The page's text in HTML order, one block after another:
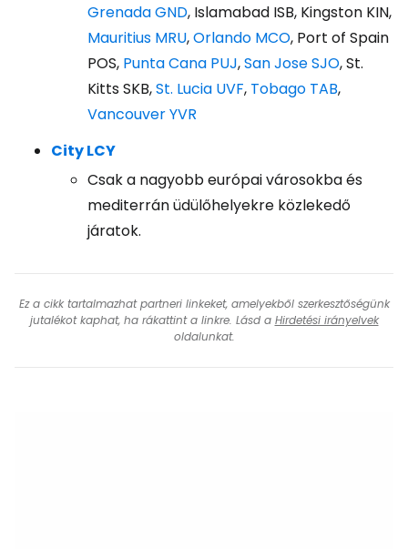
Grenada GND, Islamabad ISB, Kingston KIN,
Mauritius MRU,Orlando MCO, Port of Spain
POS, Punta Cana PUJ,San Jose SJO, St.
Kitts SKB,St. Lucia UVF, Tobago TAB,
Vancouver YVR
City LCY
Csak a nagyobb európai városokba és
mediterrán üdülőhelyekre közlekedő
járatok.
Ez a cikk tartalmazhat partneri linkeket, amelyekből szerkesztőségünk
jutalékot kaphat, ha rákattint a linkre. Lásd a Hirdetési irányelvek
oldalunkat.